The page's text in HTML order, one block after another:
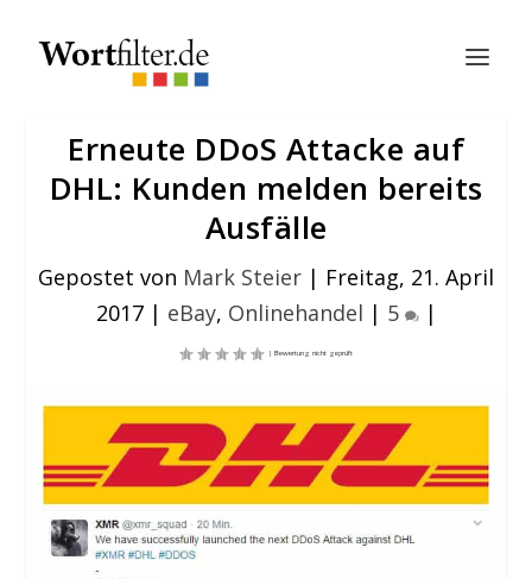
Erneute DDoS Attacke auf
DHL: Kunden melden bereits
Ausfälle
Gepostet von Mark Steier | Freitag, 21. April
2017| eBay, Onlinehandel | 5 |